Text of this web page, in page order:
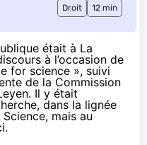
Droit 12 min
était à La
à l’occasion de
for science », suivi
de la Commission
. Il y était
dans la lignée
mais au